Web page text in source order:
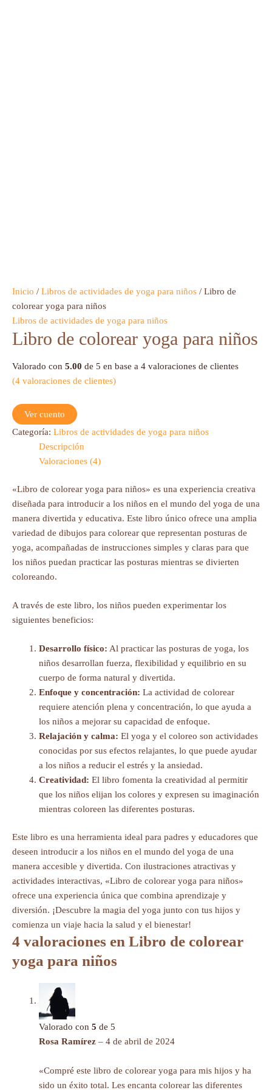
Inicio / Libros de actividades de yoga para niños / Libro de
colorear yoga para niños
Libros de actividades de yoga para niños
Libro de colorear yoga para niños
Valorado con 5.00 de 5 en base a 4 valoraciones de clientes
(4 valoraciones de clientes)
Ver cuento
Categoría: Libros de actividades de yoga para niños
Descripción
Valoraciones (4)
«Libro de colorear yoga para niños» es una experiencia creativa
diseñada para introducir a los niños en el mundo del yoga de una
manera divertida y educativa. Este libro único ofrece una amplia
variedad de dibujos para colorear que representan posturas de
yoga, acompañadas de instrucciones simples y claras para que
los niños puedan practicar las posturas mientras se divierten
coloreando.
A través de este libro, los niños pueden experimentar los
siguientes beneficios:
Desarrollo físico: Al practicar las posturas de yoga, los
niños desarrollan fuerza, flexibilidad y equilibrio en su
cuerpo de forma natural y divertida.
Enfoque y concentración: La actividad de colorear
requiere atención plena y concentración, lo que ayuda a
los niños a mejorar su capacidad de enfoque.
Relajación y calma: El yoga y el coloreo son actividades
conocidas por sus efectos relajantes, lo que puede ayudar
a los niños a reducir el estrés y la ansiedad.
Creatividad: El libro fomenta la creatividad al permitir
que los niños elijan los colores y expresen su imaginación
mientras coloreen las diferentes posturas.
Este libro es una herramienta ideal para padres y educadores que
deseen introducir a los niños en el mundo del yoga de una
manera accesible y divertida. Con ilustraciones atractivas y
actividades interactivas, «Libro de colorear yoga para niños»
ofrece una experiencia única que combina aprendizaje y
diversión. ¡Descubre la magia del yoga junto con tus hijos y
comienza un viaje hacia la salud y el bienestar!
4 valoraciones en Libro de colorear
yoga para niños
Valorado con 5 de 5
Rosa Ramírez – 4 de abril de 2024
«Compré este libro de colorear yoga para mis hijos y ha
sido un éxito total. Les encanta colorear las diferentes